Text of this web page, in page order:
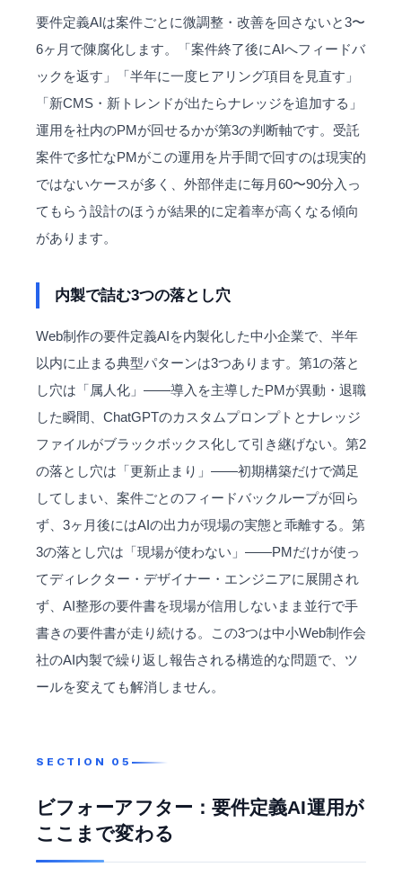
要件定義AIは案件ごとに微調整・改善を回さないと3〜
6ヶ月で陳腐化します。「案件終了後にAIへフィードバ
ックを返す」「半年に一度ヒアリング項目を見直す」
「新CMS・新トレンドが出たらナレッジを追加する」
運用を社内のPMが回せるかが第3の判断軸です。受託
案件で多忙なPMがこの運用を片手間で回すのは現実的
ではないケースが多く、外部伴走に毎月60〜90分入っ
てもらう設計のほうが結果的に定着率が高くなる傾向
があります。
内製で詰む3つの落とし穴
Web制作の要件定義AIを内製化した中小企業で、半年
以内に止まる典型パターンは3つあります。第1の落と
し穴は「属人化 」——導入を主導したPMが異動・退職
した瞬間、ChatGPTのカスタムプロンプトとナレッジ
ファイルがブラックボックス化して引き継げない。第2
の落とし穴は「更新止まり」——初期構築だけで満足
してしまい、案件ごとのフィードバックループが回ら
ず、3ヶ月後にはAIの出力が現場の実態と乖離する。第
3の落とし穴は「現場が使わない」——PMだけが使っ
てディレクター・デザイナー・エンジニアに展開され
ず、AI整形の要件書を現場が信用しないまま並行で手
書きの要件書が走り続ける。この3つは中小Web制作会
社のAI内製で繰り返し報告される構造的な問題で、ツ
ールを変えても解消しません。
ビフォーアフター：要件定義AI運用が
ここまで変わる